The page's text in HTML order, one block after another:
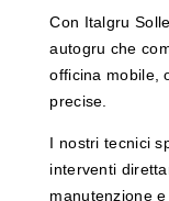
Con Italgru
autogru che
officina mobile,
precise.
I nostri tecnici
interventi
manutenzione